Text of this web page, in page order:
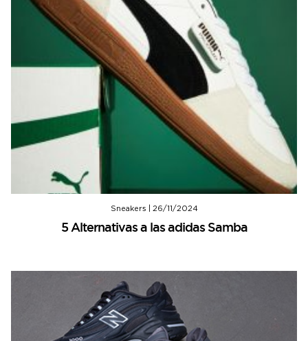
Sneakers 26/11/2024
5 Alternativas a las adidas Samba